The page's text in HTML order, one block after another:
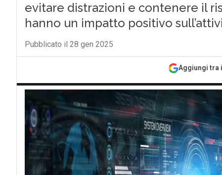
evitare distrazioni e contenere il
hanno un impatto positivo
Pubblicato il 28 gen 2025
Aggiungi tra